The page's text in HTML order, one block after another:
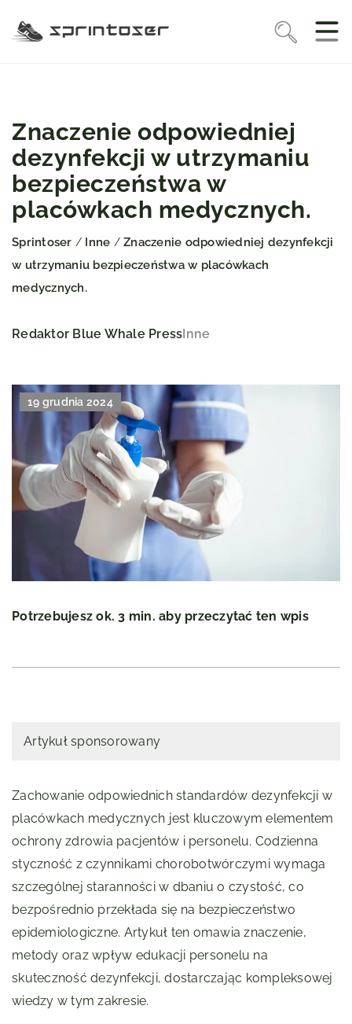
Znaczenie odpowiedniej
dezynfekcji w utrzymaniu
bezpieczeństwa w
placówkach medycznych.
Sprintoser / Inne / Znaczenie odpowiedniej dezynfekcji
w utrzymaniu bezpieczeństwa w placówkach
medycznych.
Redaktor Blue Whale PressInne
19 grudnia 2024
Potrzebujesz ok. 3 min. aby przeczytać ten wpis
Artykuł sponsorowany
Zachowanie odpowiednich standardów dezynfekcji w
placówkach medycznych jest kluczowym elementem
ochrony zdrowia pacjentów i personelu. Codzienna
styczność z czynnikami chorobotwórczymi wymaga
szczególnej staranności w dbaniu o czystość, co
bezpośrednio przekłada się na bezpieczeństwo
epidemiologiczne. Artykuł ten omawia znaczenie,
metody oraz wpływ edukacji personelu na
skuteczność dezynfekcji, dostarczając kompleksowej
wiedzy w tym zakresie.